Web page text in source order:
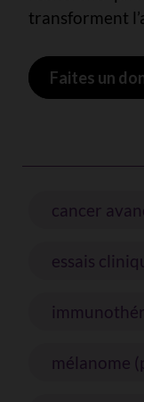
transforment
Faites un
cancer
essais
mélanome